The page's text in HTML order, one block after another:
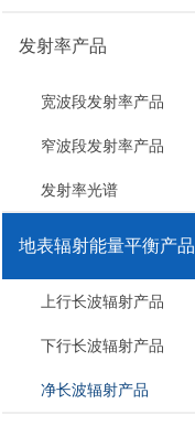
发射率产品
宽波段发射率产品
窄波段发射率产品
发射率光谱
地表辐射能量平衡产品
上行长波辐射产品
下行长波辐射产品
净长波辐射产品